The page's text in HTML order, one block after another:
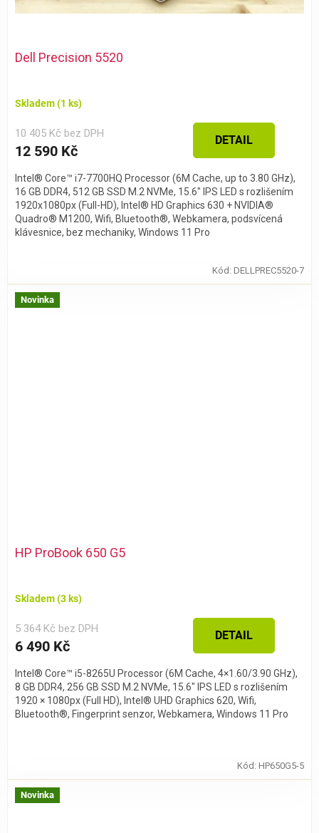
Dell Precision 5520
Skladem(1 ks)
10 405 Kč bez DPH
12 590 Kč
DETAIL
Intel® Core™ i7-7700HQ Processor (6M Cache, up to 3.80 GHz),
16 GB DDR4, 512 GB SSD M.2 NVMe, 15.6" IPS LED s rozlišením
1920x1080px (Full-HD), Intel® HD Graphics 630 + NVIDIA®
Quadro® M1200, Wifi, Bluetooth®, Webkamera, podsvícená
klávesnice, bez mechaniky, Windows 11 Pro
Kód: DELLPREC5520-7
Novinka
HP ProBook 650 G5
Skladem(3 ks)
5 364 Kč bez DPH
6 490 Kč
DETAIL
Intel® Core™ i5-8265U Processor (6M Cache, 4×1.60/3.90 GHz),
8 GB DDR4, 256 GB SSD M.2 NVMe, 15.6″ IPS LED s rozlišením
1920 × 1080px (Full HD), Intel® UHD Graphics 620, Wifi,
Bluetooth®, Fingerprint senzor, Webkamera, Windows 11 Pro
Kód: HP650G5-5
Novinka